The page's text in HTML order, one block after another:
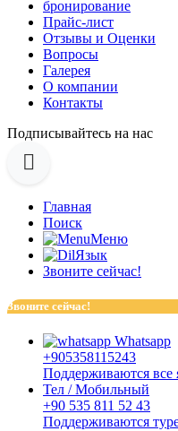
бронирование
Прайс-лист
Отзывы и Оценки
Вопросы
Галерея
О компании
Контакты
Подписывайтесь на нас
Главная
Поиск
Меню
Язык
Звоните сейчас!
Звоните сейчас!
Whatsapp
+905358115243
Поддерживаются все
Тел / Мобильный
+90 535 811 52 43
Поддерживаются